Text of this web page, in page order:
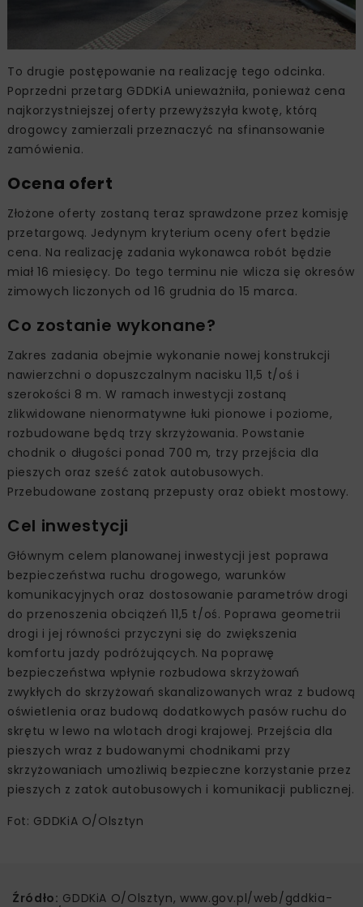
To drugie postępowanie na realizację tego odcinka.
Poprzedni przetarg GDDKiA unieważniła, ponieważ cena
najkorzystniejszej oferty przewyższyła kwotę, którą
drogowcy zamierzali przeznaczyć na sfinansowanie
zamówienia.
Ocena ofert
Złożone oferty zostaną teraz sprawdzone przez komisję
przetargową. Jedynym kryterium oceny ofert będzie
cena. Na realizację zadania wykonawca robót będzie
miał 16 miesięcy. Do tego terminu nie wlicza się okresów
zimowych liczonych od 16 grudnia do 15 marca.
Co zostanie wykonane?
Zakres zadania obejmie wykonanie nowej konstrukcji
nawierzchni o dopuszczalnym nacisku 11,5 t/oś i
szerokości 8 m. W ramach inwestycji zostaną
zlikwidowane nienormatywne łuki pionowe i poziome,
rozbudowane będą trzy skrzyżowania. Powstanie
chodnik o długości ponad 700 m, trzy przejścia dla
pieszych oraz sześć zatok autobusowych.
Przebudowane zostaną przepusty oraz obiekt mostowy.
Cel inwestycji
Głównym celem planowanej inwestycji jest poprawa
bezpieczeństwa ruchu drogowego, warunków
komunikacyjnych oraz dostosowanie parametrów drogi
do przenoszenia obciążeń 11,5 t/oś. Poprawa geometrii
drogi i jej równości przyczyni się do zwiększenia
komfortu jazdy podróżujących. Na poprawę
bezpieczeństwa wpłynie rozbudowa skrzyżowań
zwykłych do skrzyżowań skanalizowanych wraz z budową
oświetlenia oraz budową dodatkowych pasów ruchu do
skrętu w lewo na wlotach drogi krajowej. Przejścia dla
pieszych wraz z budowanymi chodnikami przy
skrzyżowaniach umożliwią bezpieczne korzystanie przez
pieszych z zatok autobusowych i komunikacji publicznej.
Fot: GDDKiA O/Olsztyn
Źródło: GDDKiA O/Olsztyn, www.gov.pl/web/gddkia-